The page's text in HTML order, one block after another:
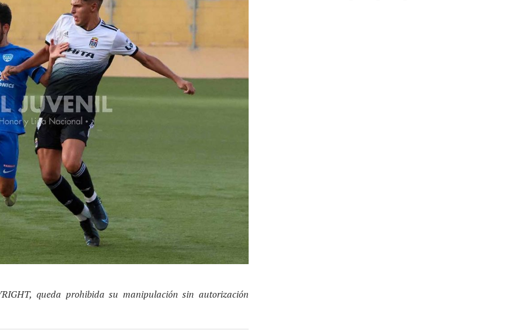
queda prohibida su manipulación sin autorización